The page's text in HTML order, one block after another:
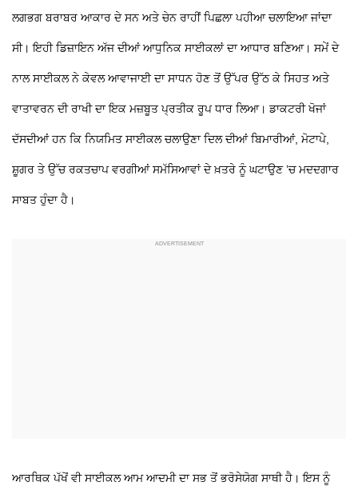
ਲਗਭਗ ਬਰਾਬਰ ਆਕਾਰ ਦੇ ਸਨ ਅਤੇ ਚੇਨ ਰਾਹੀਂ ਪਿਛਲਾ ਪਹੀਆ ਚਲਾਇਆ ਜਾਂਦਾ
ਸੀ। ਇਹੀ ਡਿਜ਼ਾਇਨ ਅੱਜ ਦੀਆਂ ਆਧੁਨਿਕ ਸਾਈਕਲਾਂ ਦਾ ਆਧਾਰ ਬਣਿਆ। ਸਮੇਂ ਦੇ
ਨਾਲ ਸਾਈਕਲ ਨੇ ਕੇਵਲ ਆਵਾਜਾਈ ਦਾ ਸਾਧਨ ਹੋਣ ਤੋਂ ਉੱਪਰ ਉੱਠ ਕੇ ਸਿਹਤ ਅਤੇ
ਵਾਤਾਵਰਨ ਦੀ ਰਾਖੀ ਦਾ ਇਕ ਮਜ਼ਬੂਤ ਪ੍ਰਤੀਕ ਰੂਪ ਧਾਰ ਲਿਆ। ਡਾਕਟਰੀ ਖੋਜਾਂ
ਦੱਸਦੀਆਂ ਹਨ ਕਿ ਨਿਯਮਿਤ ਸਾਈਕਲ ਚਲਾਉਣਾ ਦਿਲ ਦੀਆਂ ਬਿਮਾਰੀਆਂ, ਮੋਟਾਪੇ,
ਸ਼ੂਗਰ ਤੇ ਉੱਚ ਰਕਤਚਾਪ ਵਰਗੀਆਂ ਸਮੱਸਿਆਵਾਂ ਦੇ ਖ਼ਤਰੇ ਨੂੰ ਘਟਾਉਣ ’ਚ ਮਦਦਗਾਰ
ਸਾਬਤ ਹੁੰਦਾ ਹੈ।
ਆਰਥਿਕ ਪੱਖੋਂ ਵੀ ਸਾਈਕਲ ਆਮ ਆਦਮੀ ਦਾ ਸਭ ਤੋਂ ਭਰੋਸੇਯੋਗ ਸਾਥੀ ਹੈ। ਇਸ ਨੂੰ